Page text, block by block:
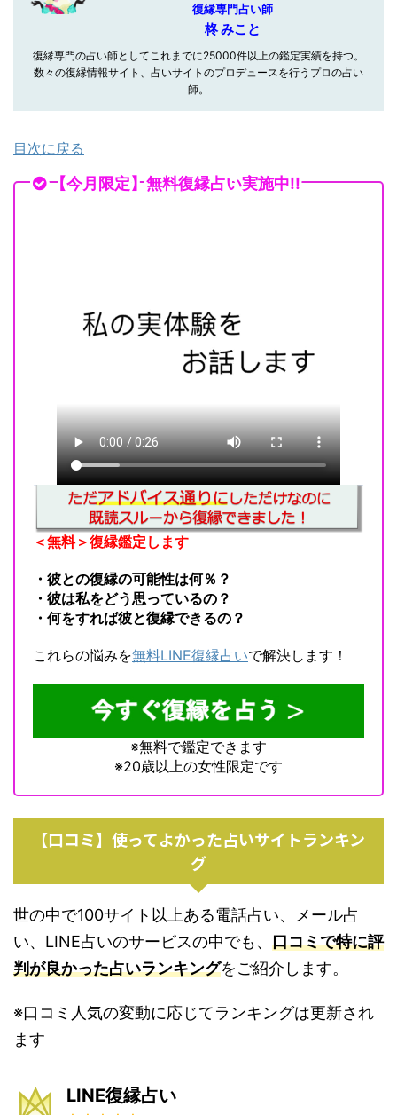
復縁専門占い師
柊 みこと
復縁専門の占い師としてこれまでに25000件以上の鑑定実績を持つ。
数々の復縁情報サイト、占いサイトのプロデュースを行うプロの占い
師。
目次に戻る
【今月限定】無料復縁占い実施中!!
＜無料＞復縁鑑定します
・彼との復縁の可能性は何％？
・彼は私をどう思っているの？
・何をすれば彼と復縁できるの？
これらの悩みを無料LINE復縁占いで解決します！
※無料で鑑定できます
※20歳以上の女性限定です
【口コミ】使ってよかった占いサイトランキン
グ
世の中で100サイト以上ある電話占い、メール占
い、LINE占いのサービスの中でも、 口コミで特に評
判が良かった占いランキングをご紹介します。
※口コミ人気の変動に応じてランキングは更新され
ます
LINE復縁占い